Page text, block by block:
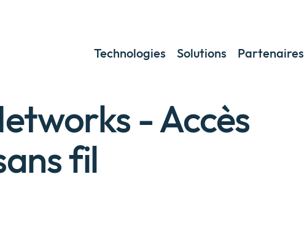
Technologies
Solutions Partenaires
- Accès
fil